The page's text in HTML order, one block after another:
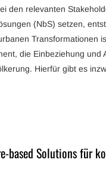
den relevanten
(NbS) setzen,
Transformationen
die Einbeziehung und
Hierfür gibt es
based Solutions für